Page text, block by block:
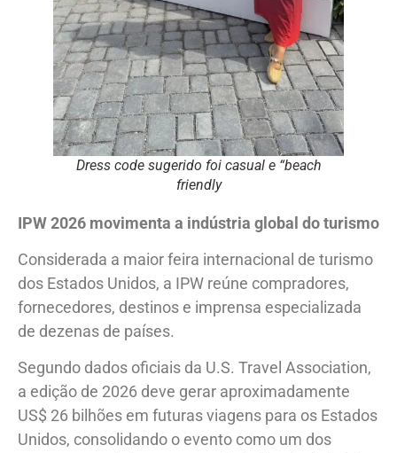
Dress code sugerido foi casual e “beach
friendly
IPW 2026 movimenta a indústria global do turismo
Considerada a maior feira internacional de turismo
dos Estados Unidos, a IPW reúne compradores,
fornecedores, destinos e imprensa especializada
de dezenas de países.
Segundo dados oficiais da U.S. Travel Association,
a edição de 2026 deve gerar aproximadamente
US$ 26 bilhões em futuras viagens para os Estados
Unidos, consolidando o evento como um dos